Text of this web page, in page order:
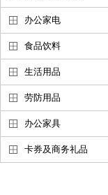
办公家电
食品饮料
生活用品
劳防用品
办公家具
卡券及商务礼品